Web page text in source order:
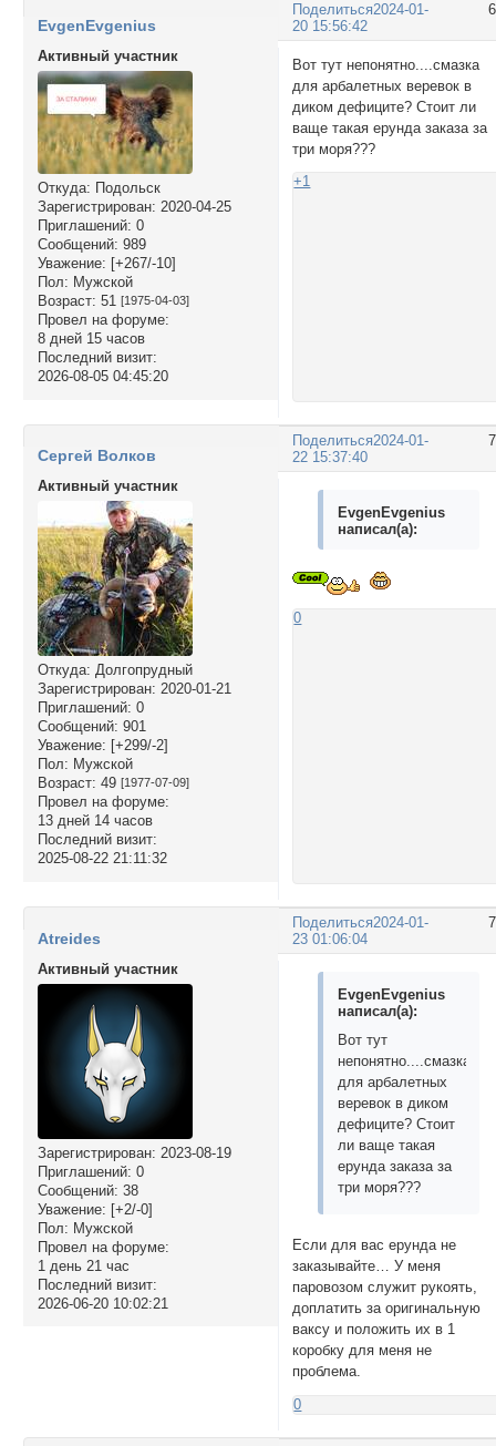
Поделиться2024-01-
20 15:56:42
EvgenEvgenius
Активный участник
Откуда: Подольск
Зарегистрирован: 2020-04-25
Приглашений: 0
Сообщений: 989
Уважение: [+267/-10]
Пол: Мужской
Возраст: 51 [1975-04-03]
Провел на форуме:
8 дней 15 часов
Последний визит:
2026-08-05 04:45:20
Вот тут непонятно....смазка
для арбалетных веревок в
диком дефиците? Стоит ли
ваще такая ерунда заказа за
три моря???
+1
Поделиться2024-01-
22 15:37:40
Сергей Волков
Активный участник
Откуда: Долгопрудный
Зарегистрирован: 2020-01-21
Приглашений: 0
Сообщений: 901
Уважение: [+299/-2]
Пол: Мужской
Возраст: 49 [1977-07-09]
Провел на форуме:
13 дней 14 часов
Последний визит:
2025-08-22 21:11:32
EvgenEvgenius
написал(а):
0
Поделиться2024-01-
23 01:06:04
Atreides
Активный участник
Зарегистрирован: 2023-08-19
Приглашений: 0
Сообщений: 38
Уважение: [+2/-0]
Пол: Мужской
Провел на форуме:
1 день 21 час
Последний визит:
2026-06-20 10:02:21
EvgenEvgenius
написал(а):
Вот тут
непонятно....смазка
для арбалетных
веревок в диком
дефиците? Стоит
ли ваще такая
ерунда заказа за
три моря???
Если для вас ерунда не
заказывайте… У меня
паровозом служит рукоять,
доплатить за оригинальную
ваксу и положить их в 1
коробку для меня не
проблема.
0